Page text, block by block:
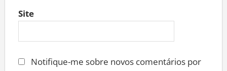
Site
Notifique-me sobre novos comentários por